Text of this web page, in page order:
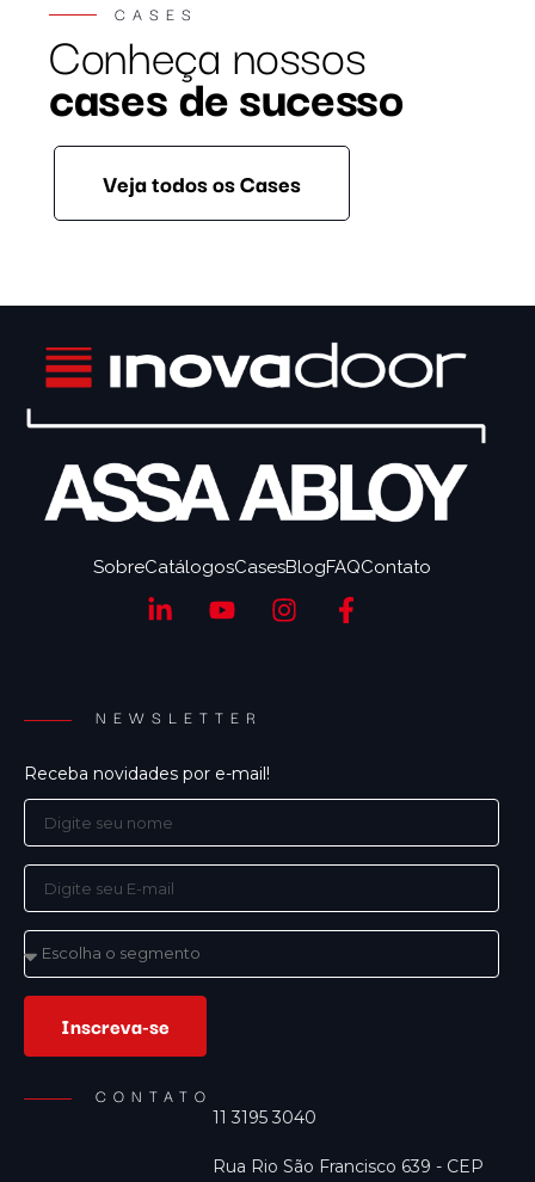
CASES
Conheça nossos
cases de sucesso
Veja todos os Cases
SobreCatálogosCasesBlogFAQContato
NEWSLETTER
Receba novidades por e-mail!
Inscreva-se
CONTATO
11 3195 3040
Rua Rio São Francisco 639 - CEP